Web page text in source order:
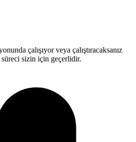
çalışıyor veya çalıştıracaksanız
sizin için geçerlidir.